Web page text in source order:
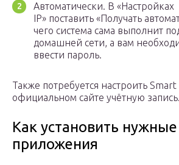
Автоматически. В «Настройках
IP» поставить «Получать
чего система сама выполнит
домашней сети, а вам
ввести пароль.
Также потребуется настроить Smart
официальном сайте учётную запись.
Как установить нужные
приложения